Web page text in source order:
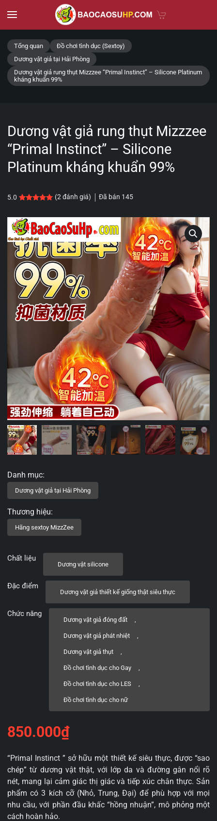
Skip to main content
Tổng quan
Đồ chơi tình dục (Sextoy)
Dương vật giả tại Hải Phòng
Dương vật giả rung thụt Mizzzee “Primal Instinct” – Silicone Platinum
kháng khuẩn 99%
Dương vật giả rung thụt Mizzzee
“Primal Instinct” – Silicone
Platinum kháng khuẩn 99%
5.0 5.0 trên 5 dựa trên
2 đánh giá
(2đánh giá) Đã bán 145
Chất liệu
Dương vật silicone
Đặc điểm
Dương vật giả thiết kế giống thật siêu thực
Chức năng
Dương vật giả đóng đất ,
Dương vật giả phát nhiệt ,
Dương vật giả thụt ,
Đồ chơi tình dục cho Gay ,
Đồ chơi tình dục cho LES ,
Đồ chơi tình dục cho nữ
850.000₫
“Primal Instinct ” sở hữu một thiết kế siêu thực, được “sao
chép” từ dương vật thật, với lớp da và đường gân nổi rõ
nét, mang lại cảm giác thị giác và tiếp xúc chân thực. Sản
phẩm có 3 kích cỡ (Nhỏ, Trung, Đại) để phù hợp với mọi
nhu cầu, với phần đầu khấc “hồng nhuận”, mô phỏng một
cách hoàn hảo.